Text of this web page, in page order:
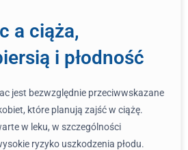
a ciąża,
i płodność
jest bezwzględnie przeciwwskazane
które planują zajść w ciążę.
w leku, w szczególności
ryzyko uszkodzenia płodu.